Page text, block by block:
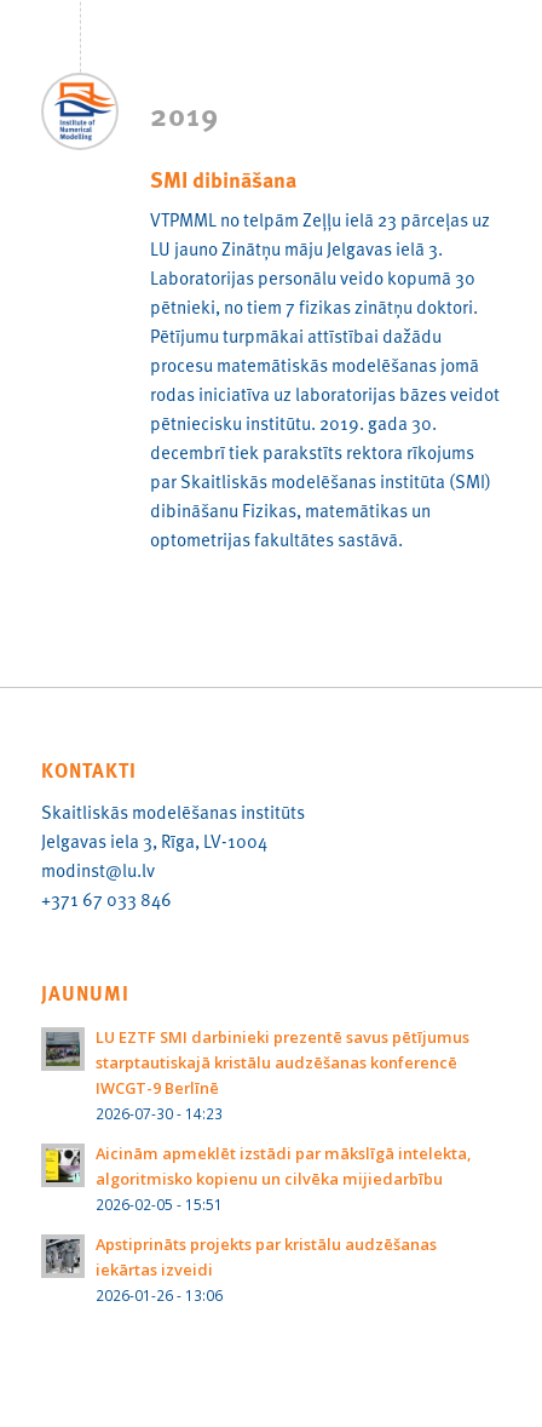
2019
SMI dibināšana
VTPMML no telpām Zeļļu ielā 23 pārceļas uz
LU jauno Zinātņu māju Jelgavas ielā 3.
Laboratorijas personālu veido kopumā 30
pētnieki, no tiem 7 fizikas zinātņu doktori.
Pētījumu turpmākai attīstībai dažādu
procesu matemātiskās modelēšanas jomā
rodas iniciatīva uz laboratorijas bāzes veidot
pētniecisku institūtu. 2019. gada 30.
decembrī tiek parakstīts rektora rīkojums
par Skaitliskās modelēšanas institūta (SMI)
dibināšanu Fizikas, matemātikas un
optometrijas fakultātes sastāvā.
KONTAKTI
Skaitliskās modelēšanas institūts
Jelgavas iela 3, Rīga, LV-1004
modinst@lu.lv
+371 67 033 846
JAUNUMI
LU EZTF SMI darbinieki prezentē savus pētījumus
starptautiskajā kristālu audzēšanas konferencē
IWCGT-9 Berlīnē
2026-07-30 - 14:23
Aicinām apmeklēt izstādi par mākslīgā intelekta,
algoritmisko kopienu un cilvēka mijiedarbību
2026-02-05 - 15:51
Apstiprināts projekts par kristālu audzēšanas
iekārtas izveidi
2026-01-26 - 13:06